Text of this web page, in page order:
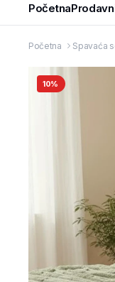
Početna
Početna Spavaća
10%